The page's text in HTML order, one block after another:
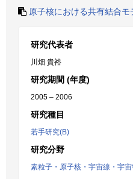
原子核における共有結合モ
研究代表者
川畑 貴裕
研究期間 (年度)
2005 – 2006
研究種目
若手研究(B)
研究分野
素粒子・原子核・宇宙線・宇宙